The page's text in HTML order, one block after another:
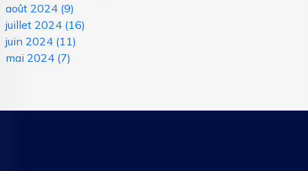
août 2024 (9)
juillet 2024 (16)
juin 2024 (11)
mai 2024 (7)